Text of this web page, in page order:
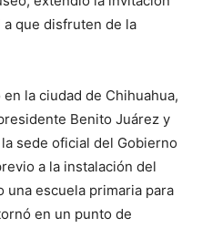
a que disfruten de la
la ciudad de Chihuahua,
Benito Juárez y
sede oficial del Gobierno
a la instalación del
escuela primaria para
en un punto de